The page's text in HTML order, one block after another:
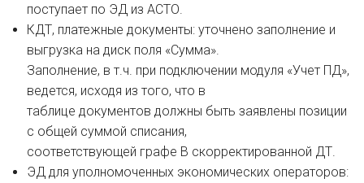
поступает по ЭД из АСТО.
КДТ, платежные документы: уточнено заполнение и
выгрузка на диск поля «Сумма».
Заполнение, в т.ч. при подключении модуля «Учет ПД»,
ведется, исходя из того, что в
таблице документов должны быть заявлены позиции
с общей суммой списания,
соответствующей графе В скорректированной ДТ.
ЭД для уполномоченных экономических операторов: